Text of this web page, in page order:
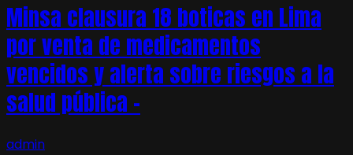
Minsa clausura 18 boticas en Lima
por venta de medicamentos
vencidos y alerta sobre riesgos a la
salud pública –
admin